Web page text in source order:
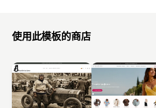
使用此模板的商店